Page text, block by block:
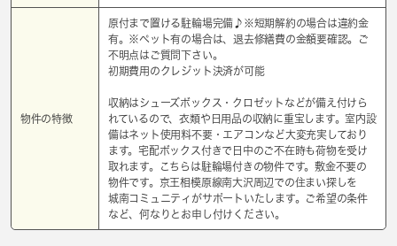
物件の特徴
原付まで置ける駐輪場完備♪※短期解約の場合は違約金
有。※ペット有の場合は、退去修繕費の金額要確認。ご
不明点はご質問下さい。
初期費用のクレジット決済が可能
収納はシューズボックス・クロゼットなどが備え付けら
れているので、衣類や日用品の収納に重宝します。室内設
備はネット使用料不要・エアコンなど大変充実しており
ます。宅配ボックス付きで日中のご不在時も荷物を受け
取れます。こちらは駐輪場付きの物件です。敷金不要の
物件です。京王相模原線南大沢周辺での住まい探しを
城南コミュニティがサポートいたします。ご希望の条件
など、何なりとお申し付けください。